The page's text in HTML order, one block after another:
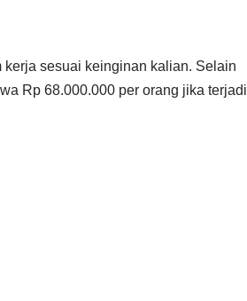
sesuai keinginan kalian. Selain
Rp 68.000.000 per orang jika terjadi